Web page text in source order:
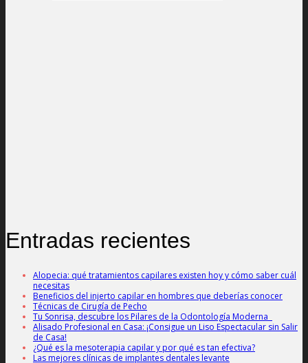
Entradas recientes
Alopecia: qué tratamientos capilares existen hoy y cómo saber cuál
necesitas
Beneficios del injerto capilar en hombres que deberías conocer
Técnicas de Cirugía de Pecho
Tu Sonrisa, descubre los Pilares de la Odontología Moderna
Alisado Profesional en Casa: ¡Consigue un Liso Espectacular sin Salir
de Casa!
¿Qué es la mesoterapia capilar y por qué es tan efectiva?
Las mejores clínicas de implantes dentales levante